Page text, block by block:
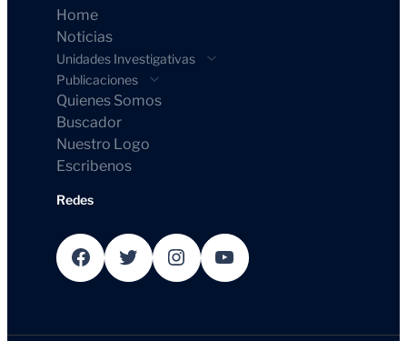
Home
Noticias
Unidades Investigativas
Publicaciones
Quienes Somos
Buscador
Nuestro Logo
Escribenos
Redes
Facebook Twitter Instagram YouTube